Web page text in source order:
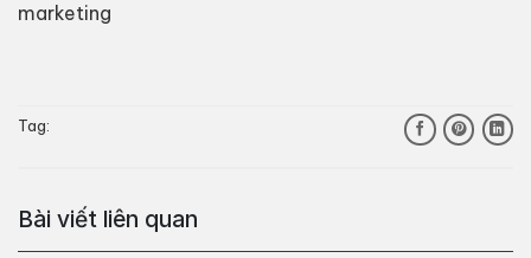
marketing
Tag:
Bài viết liên quan